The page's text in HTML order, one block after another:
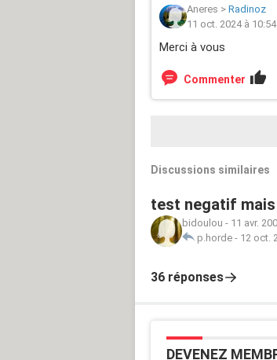
Aneres > Radinoz
11 oct. 2024 à 10:54
Merci à vous
Commenter
Discussions similaires
test negatif
bidoulou - 11 avr.
p.horde - 12 oct.
36 réponses
DEVENEZ